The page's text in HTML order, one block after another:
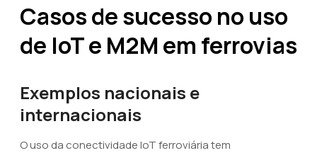
Casos de sucesso no uso
de IoT e M2M em ferrovias
Exemplos nacionais e
internacionais
O uso da conectividade IoT ferroviária tem